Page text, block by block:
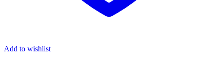
Add to wishlist